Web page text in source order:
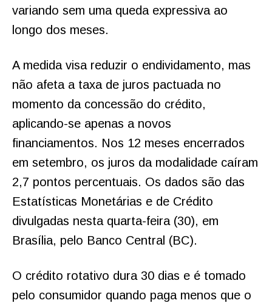
variando sem uma queda expressiva ao
longo dos meses.
A medida visa reduzir o endividamento, mas
não afeta a taxa de juros pactuada no
momento da concessão do crédito,
aplicando-se apenas a novos
financiamentos. Nos 12 meses encerrados
em setembro, os juros da modalidade caíram
2,7 pontos percentuais. Os dados são das
Estatísticas Monetárias e de Crédito
divulgadas nesta quarta-feira (30), em
Brasília, pelo Banco Central (BC).
O crédito rotativo dura 30 dias e é tomado
pelo consumidor quando paga menos que o